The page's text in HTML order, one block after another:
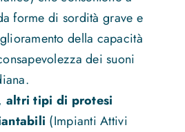
forme di sordità grave e
della capacità
dei suoni
altri tipi di protesi
(Impianti Attivi